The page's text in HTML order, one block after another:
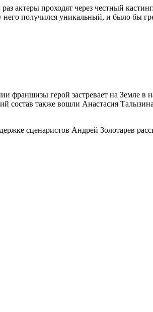
актеры проходят через честный
получился уникальный, и было бы
франшизы герой застревает на Земле
состав также вошли Анастасия
сценаристов Андрей Золотарев